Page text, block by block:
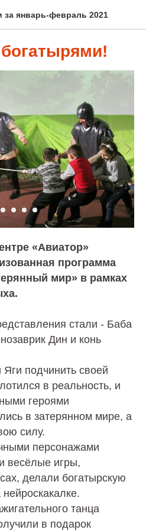
за январь-февраль 2021
«Авиатор»
программа
мир» в рамках
стали - Баба
Дин и конь
подчинить своей
в реальность, и
героями
в затерянном мире, а
силу.
персонажами
весёлые игры,
делали богатырскую
танца
в подарок